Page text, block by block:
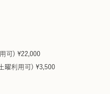
可) ¥22,000
曜利用可) ¥3,500